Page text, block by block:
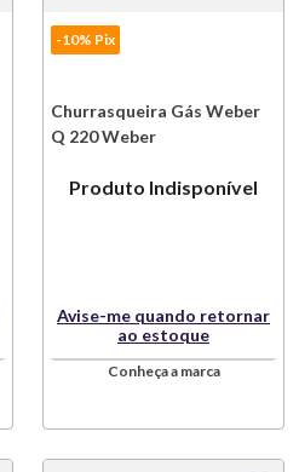
-10% Pix
Churrasqueira Gás Weber
Q 220 Weber
Produto Indisponível
Avise-me quando retornar
ao estoque
Conheça a marca